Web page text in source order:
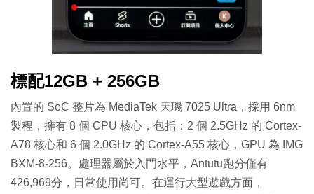
標配12GB + 256GB
內置的 SoC 整片為 MediaTek 天璣 7025 Ultra，採用 6nm
製程，擁有 8 個 CPU 核心，包括：2 個 2.5GHz 的 Cortex-
A78 核心和 6 個 2.0GHz 的 Cortex-A55 核心，GPU 為 IMG
BXM-8-256。處理器屬於入門水平，Antutu跑分僅有
426,969分，日常使用尚可。在運行大型遊戲方面，